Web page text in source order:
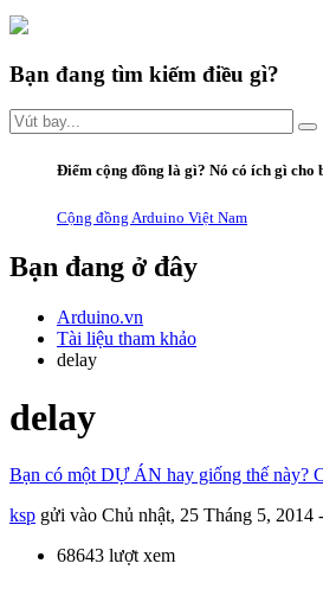
Bạn đang tìm kiếm điều gì?
Điểm cộng đồng là gì? Nó có ích gì cho
Cộng đồng Arduino Việt Nam
Bạn đang ở đây
Arduino.vn
Tài liệu tham khảo
delay
delay
Bạn có một DỰ ÁN hay giống thế này?
ksp gửi vào Chủ nhật, 25 Tháng 5, 2014
68643 lượt xem